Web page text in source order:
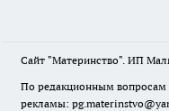
Сайт "Материнство". ИП
По редакционным вопросам
рекламы: